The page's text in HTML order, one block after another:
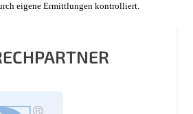
eigene Ermittlungen kontrolliert.